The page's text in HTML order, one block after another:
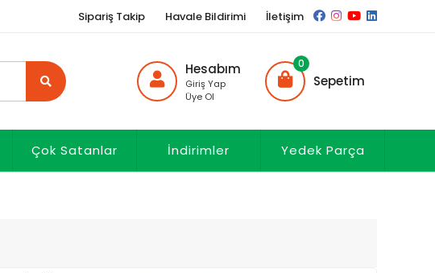
Sipariş Takip Havale Bildirimi İletişim
Hesabım
Giriş Yap
Üye Ol
Sepetim
0
Çok Satanlar İndirimler Yedek Parça